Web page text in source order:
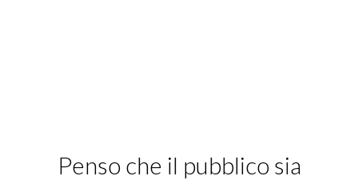
Penso che il pubblico sia